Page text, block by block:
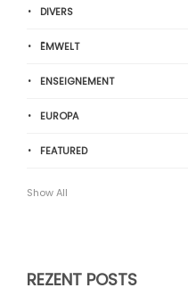
DIVERS
ËMWELT
ENSEIGNEMENT
EUROPA
FEATURED
Show All
REZENT POSTS